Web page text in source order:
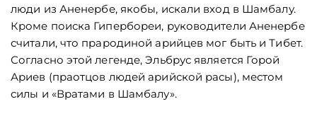
люди из Аненербе, якобы, искали вход в Шамбалу.
Кроме поиска Гипербореи, руководители Аненербе
считали, что прародиной арийцев мог быть и Тибет.
Согласно этой легенде, Эльбрус является Горой
Ариев (праотцов людей арийской расы), местом
силы и «Вратами в Шамбалу».